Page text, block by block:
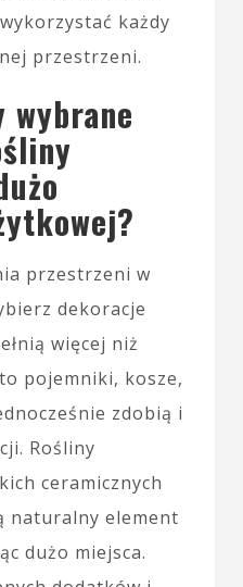
każdy
przestrzeni.
wybrane
przestrzeni w
dekoracje
więcej niż
pojemniki, kosze,
zdobią i
Rośliny
ceramicznych
naturalny element
dużo miejsca.